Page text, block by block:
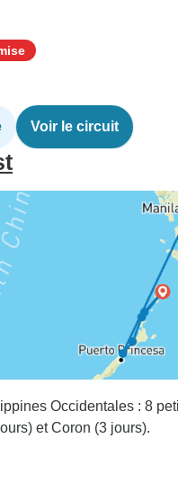
Voir le circuit
Occidentales : 8
et Coron (3 jours).